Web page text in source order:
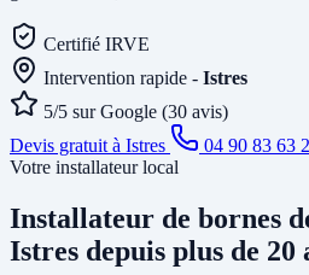
Certifié IRVE
Intervention rapide - Istres
5/5 sur Google (30 avis)
Devis gratuit à Istres
04 90 83 63
Votre installateur local
Installateur de bornes
Istres depuis plus de 20